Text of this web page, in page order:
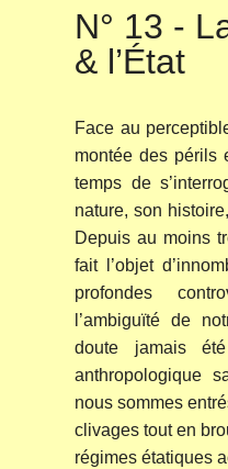
N° 13 -
& l’État
Face au
montée des périls
temps de
nature, son
Depuis au moins
fait l’objet
profondes
l’ambiguïté de
doute jamais
anthropologique
nous sommes
clivages tout en
régimes étatiques